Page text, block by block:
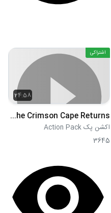
24:58
اشتراکی
S01E07 - Power Nap - The Crimson Cape Returns
اکشن پک Action Pack
3645